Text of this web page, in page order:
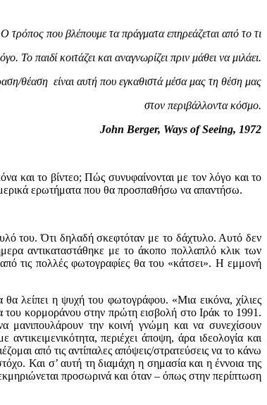
Ο τρόπος που βλέπουμε τα πράγματα επηρεάζεται από το τι
Το παιδί κοιτάζει και αναγνωρίζει πριν μάθει να μιλάει.
θέαση είναι αυτή που εγκαθιστά μέσα μας τη θέση μας
στον περιβάλλοντα κόσμο.
John Berger, Ways of Seeing, 1972
και το βίντεο; Πώς συνυφαίνονται με τον λόγο και το
μερικά ερωτήματα που θα προσπαθήσω να απαντήσω.
του. Ότι δηλαδή σκεφτόταν με το δάχτυλο. Αυτό δεν
αντικαταστάθηκε με το άκοπο πολλαπλό κλικ των
τις πολλές φωτογραφίες θα του «κάτσει». Η εμμονή
λείπει η ψυχή του φωτογράφου. «Μια εικόνα, χίλιες
του κορμοράνου στην πρώτη εισβολή στο Ιράκ το 1991.
μανιπουλάρουν την κοινή γνώμη και να συνεχίσουν
περιέχει άποψη, άρα ιδεολογία και
από τις αντίπαλες απόψεις/στρατεύσεις να το κάνω
Και σ’ αυτή τη διαμάχη η σημασία και η έννοια της
προσωρινά και όταν – όπως στην περίπτωση